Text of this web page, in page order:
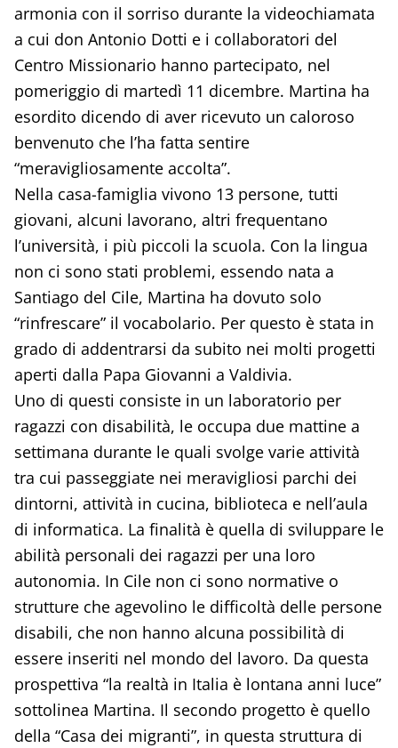
armonia con il sorriso durante la videochiamata
a cui don Antonio Dotti e i collaboratori del
Centro Missionario hanno partecipato, nel
pomeriggio di martedì 11 dicembre. Martina ha
esordito dicendo di aver ricevuto un caloroso
benvenuto che l’ha fatta sentire
“meravigliosamente accolta”.
Nella casa-famiglia vivono 13 persone, tutti
giovani, alcuni lavorano, altri frequentano
l’università, i più piccoli la scuola. Con la lingua
non ci sono stati problemi, essendo nata a
Santiago del Cile, Martina ha dovuto solo
“rinfrescare” il vocabolario. Per questo è stata in
grado di addentrarsi da subito nei molti progetti
aperti dalla Papa Giovanni a Valdivia.
Uno di questi consiste in un laboratorio per
ragazzi con disabilità, le occupa due mattine a
settimana durante le quali svolge varie attività
tra cui passeggiate nei meravigliosi parchi dei
dintorni, attività in cucina, biblioteca e nell’aula
di informatica. La finalità è quella di sviluppare le
abilità personali dei ragazzi per una loro
autonomia. In Cile non ci sono normative o
strutture che agevolino le difficoltà delle persone
disabili, che non hanno alcuna possibilità di
essere inseriti nel mondo del lavoro. Da questa
prospettiva “la realtà in Italia è lontana anni luce”
sottolinea Martina. Il secondo progetto è quello
della “Casa dei migranti”, in questa struttura di